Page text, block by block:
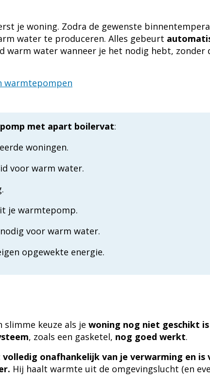
je woning. Zodra de gewenste
water te produceren. Alles gebeurt
warm water wanneer je het nodig hebt, zonder
warmtepompen
met apart boilervat:
woningen.
voor warm water.
je warmtepomp.
voor warm water.
opgewekte energie.
keuze als je woning nog niet geschikt
, zoals een gasketel, nog goed werkt.
onafhankelijk van je verwarming en
Hij haalt warmte uit de omgevingslucht (en